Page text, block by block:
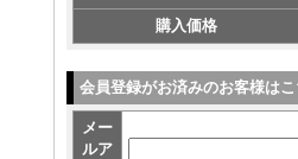
購入価格
会員登録がお済みのお客様はこ
メー
ルア